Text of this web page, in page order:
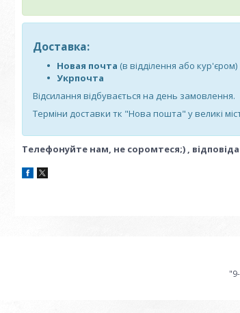
Доставка:
Новая почта (в відділення або кур'єром)
Укрпочта
Відсилання відбувається на день замовлення.
Терміни доставки тк "Нова пошта" у великі
Телефонуйте нам, не соромтеся;) ,